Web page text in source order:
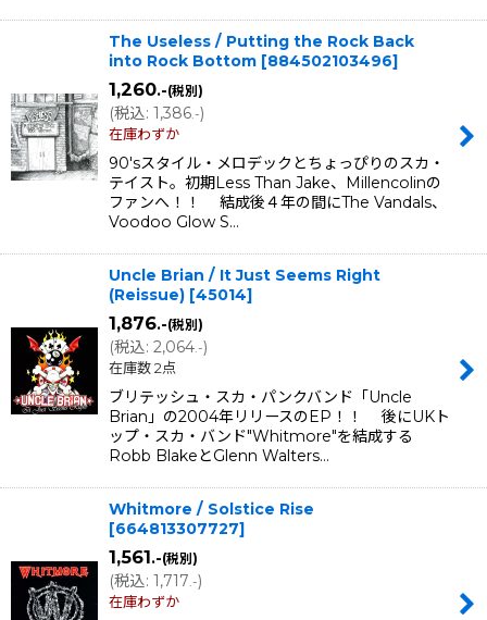
The Useless / Putting the Rock Back
into Rock Bottom [884502103496]
1,260.-(税別)
(税込: 1,386.-)
在庫わずか
90'sスタイル・メロデックとちょっぴりのスカ・
テイスト。初期Less Than Jake、Millencolinの
ファンへ！！ 結成後４年の間にThe Vandals、
Voodoo Glow S…
Uncle Brian / It Just Seems Right
(Reissue) [45014]
1,876.-(税別)
(税込: 2,064.-)
在庫数 2点
ブリテッシュ・スカ・パンクバンド「Uncle
Brian」の2004年リリースのEP！！ 後にUKト
ップ・スカ・バンド"Whitmore"を結成する
Robb BlakeとGlenn Walters…
Whitmore / Solstice Rise
[664813307727]
1,561.-(税別)
(税込: 1,717.-)
在庫わずか